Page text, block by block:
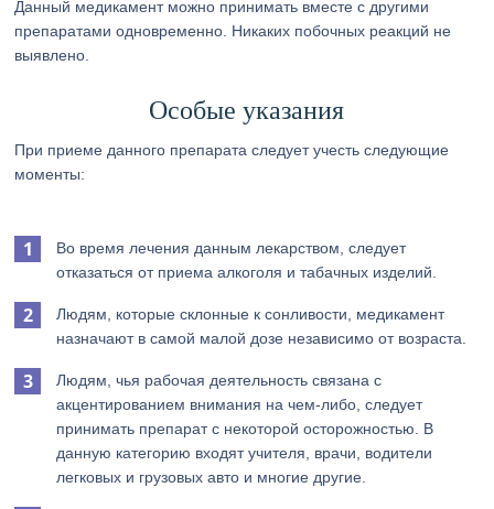
Данный медикамент можно принимать вместе с другими
препаратами одновременно. Никаких побочных реакций не
выявлено.
Особые указания
При приеме данного препарата следует учесть следующие
моменты:
Во время лечения данным лекарством, следует
отказаться от приема алкоголя и табачных изделий.
Людям, которые склонные к сонливости, медикамент
назначают в самой малой дозе независимо от возраста.
Людям, чья рабочая деятельность связана с
акцентированием внимания на чем-либо, следует
принимать препарат с некоторой осторожностью. В
данную категорию входят учителя, врачи, водители
легковых и грузовых авто и многие другие.